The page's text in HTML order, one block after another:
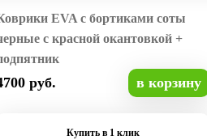
EVA с бортиками соты
с красной окантовкой +
руб. в корзину
Купить в 1 клик